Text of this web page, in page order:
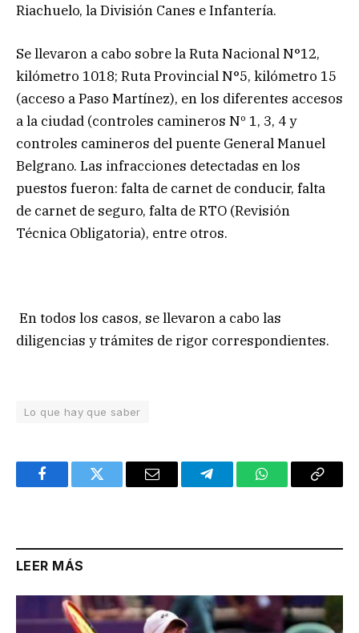
Riachuelo, la División Canes e Infantería.
Se llevaron a cabo sobre la Ruta Nacional N°12,
kilómetro 1018; Ruta Provincial N°5, kilómetro 15
(acceso a Paso Martínez), en los diferentes accesos
a la ciudad (controles camineros Nº 1, 3, 4 y
controles camineros del puente General Manuel
Belgrano. Las infracciones detectadas en los
puestos fueron: falta de carnet de conducir, falta
de carnet de seguro, falta de RTO (Revisión
Técnica Obligatoria), entre otros.
En todos los casos, se llevaron a cabo las
diligencias y trámites de rigor correspondientes.
Lo que hay que saber
FacebookTwitter Email TelegramWhatsAppCopy
LEER MÁS